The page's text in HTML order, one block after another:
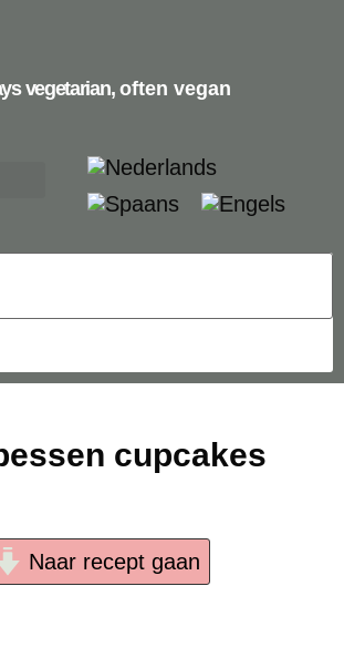
vegetarian, often vegan
cupcakes
Naar recept gaan